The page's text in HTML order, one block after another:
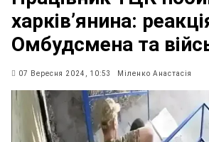
харківʼянина:
Омбудсмена та
07 Вересня 2024, 10:53 Міленко Анастасія